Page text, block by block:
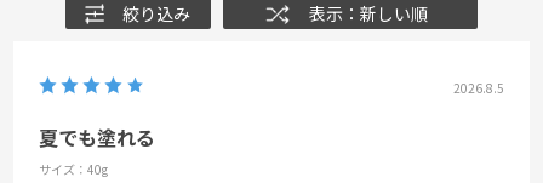
絞り込み 表示：新しい順
2026.8.5
夏でも塗れる
サイズ：40g